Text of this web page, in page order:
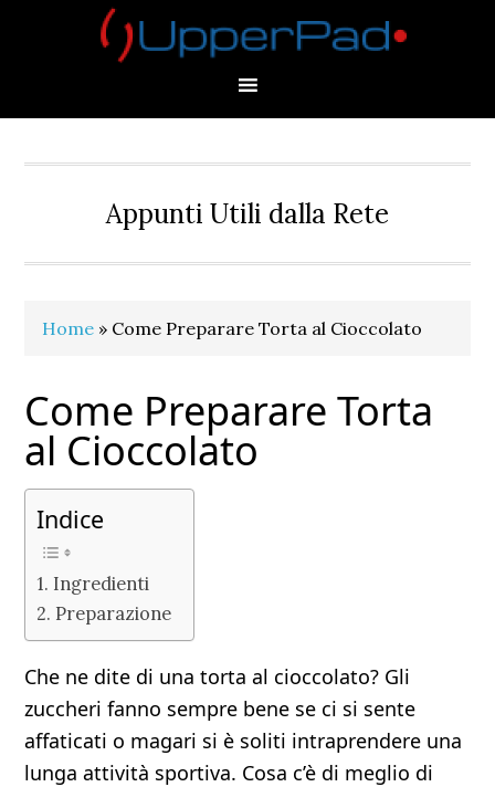
Appunti Utili dalla Rete
Home » Come Preparare Torta al Cioccolato
Come Preparare Torta
al Cioccolato
Indice
Ingredienti
Preparazione
Che ne dite di una torta al cioccolato? Gli
zuccheri fanno sempre bene se ci si sente
affaticati o magari si è soliti intraprendere una
lunga attività sportiva. Cosa c’è di meglio di